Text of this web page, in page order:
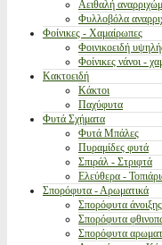
Αειθαλή
Φυλλοβόλα
Φοίνικες - Χαμαίρωπες
Φοινικοειδή
Φοίνικες νάνοι -
Κακτοειδή
Κάκτοι
Παχύφυτα
Φυτά Σχήματα
Φυτά Μπάλες
Πυραμίδες φυτά
Σπιράλ - Στριφτά
Ελεύθερα -
Σπορόφυτα - Αρωματικά
Σπορόφυτα άνοιξης
Σπορόφυτα
Σπορόφυτα